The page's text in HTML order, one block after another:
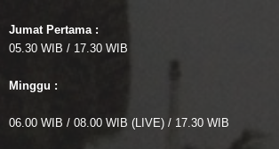
Jumat Pertama :
05.30 WIB / 17.30 WIB
Minggu :
06.00 WIB / 08.00 WIB (LIVE) / 17.30 WIB